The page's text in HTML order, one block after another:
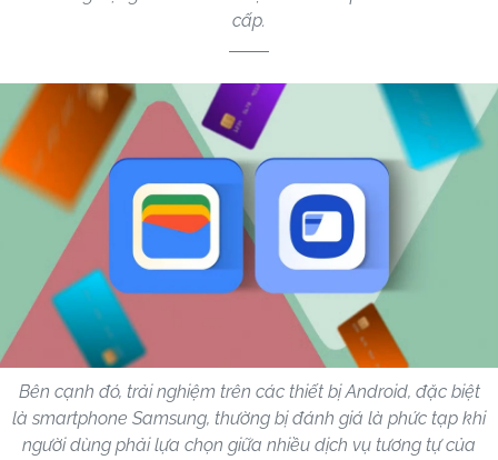
cấp.
Bên cạnh đó, trải nghiệm trên các thiết bị Android, đặc biệt
là smartphone Samsung, thường bị đánh giá là phức tạp khi
người dùng phải lựa chọn giữa nhiều dịch vụ tương tự của